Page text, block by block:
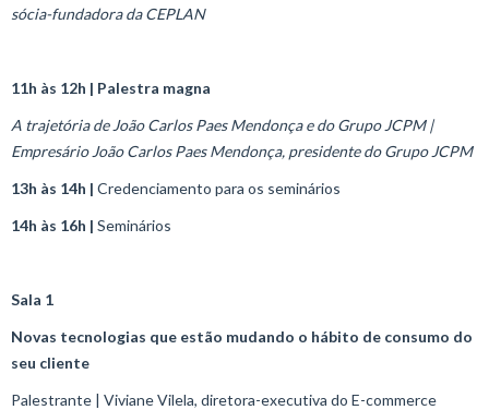
sócia-fundadora da CEPLAN
11h às 12h | Palestra magna
A trajetória de João Carlos Paes Mendonça e do Grupo JCPM |
Empresário João Carlos Paes Mendonça, presidente do Grupo JCPM
13h às 14h | Credenciamento para os seminários
14h às 16h | Seminários
Sala 1
Novas tecnologias que estão mudando o hábito de consumo do
seu cliente
Palestrante | Viviane Vilela, diretora-executiva do E-commerce